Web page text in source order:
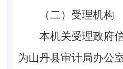
（二）受理机构
本机关受理政府
为山丹县审计局办公室